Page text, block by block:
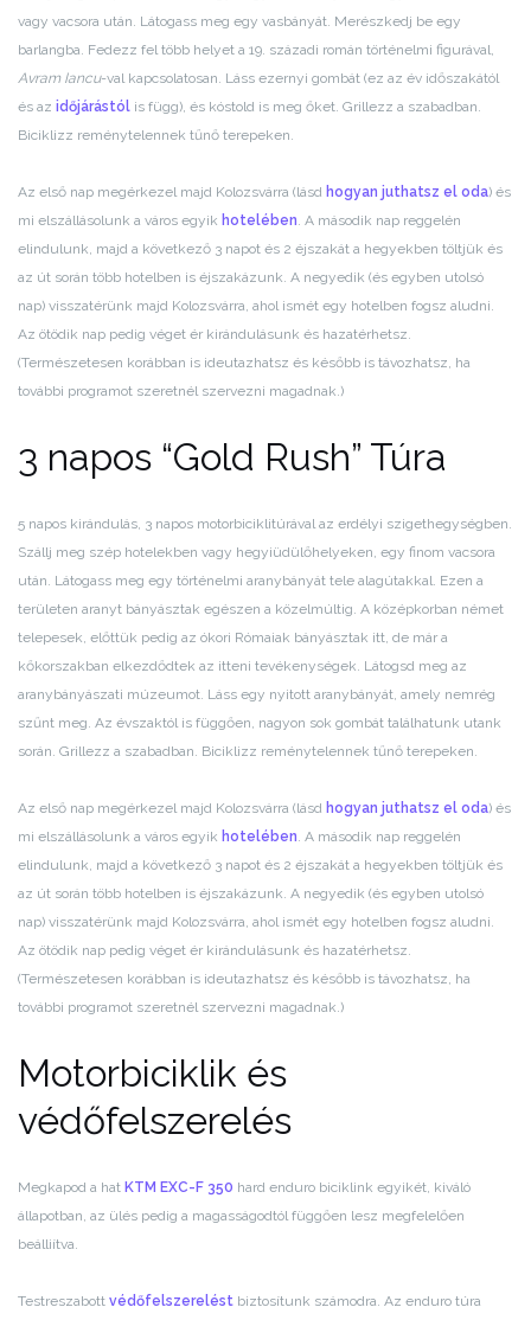
vagy vacsora után. Látogass meg egy vasbányát. Merészkedj be egy
barlangba. Fedezz fel több helyet a 19. századi román történelmi figurával,
Avram Iancu-val kapcsolatosan. Láss ezernyi gombát (ez az év időszakától
és az időjárástól is függ), és kóstold is meg őket. Grillezz a szabadban.
Biciklizz reménytelennek tűnő terepeken.
Az első nap megérkezel majd Kolozsvárra (lásd hogyan juthatsz el oda) és
mi elszállásolunk a város egyik hotelében. A második nap reggelén
elindulunk, majd a következő 3 napot és 2 éjszakát a hegyekben töltjük és
az út során több hotelben is éjszakázunk. A negyedik (és egyben utolsó
nap) visszatérünk majd Kolozsvárra, ahol ismét egy hotelben fogsz aludni.
Az ötödik nap pedig véget ér kirándulásunk és hazatérhetsz.
(Természetesen korábban is ideutazhatsz és később is távozhatsz, ha
további programot szeretnél szervezni magadnak.)
3 napos “Gold Rush” Túra
5 napos kirándulás, 3 napos motorbiciklitúrával az erdélyi szigethegységben.
Szállj meg szép hotelekben vagy hegyiüdülőhelyeken, egy finom vacsora
után. Látogass meg egy történelmi aranybányát tele alagútakkal. Ezen a
területen aranyt bányásztak egészen a közelmúltig. A középkorban német
telepesek, előttük pedig az ókori Rómaiak bányásztak itt, de már a
kőkorszakban elkezdődtek az itteni tevékenységek. Látogsd meg az
aranybányászati múzeumot. Láss egy nyitott aranybányát, amely nemrég
szűnt meg. Az évszaktól is függően, nagyon sok gombát találhatunk utank
során. Grillezz a szabadban. Biciklizz reménytelennek tűnő terepeken.
Az első nap megérkezel majd Kolozsvárra (lásd hogyan juthatsz el oda) és
mi elszállásolunk a város egyik hotelében. A második nap reggelén
elindulunk, majd a következő 3 napot és 2 éjszakát a hegyekben töltjük és
az út során több hotelben is éjszakázunk. A negyedik (és egyben utolsó
nap) visszatérünk majd Kolozsvárra, ahol ismét egy hotelben fogsz aludni.
Az ötödik nap pedig véget ér kirándulásunk és hazatérhetsz.
(Természetesen korábban is ideutazhatsz és később is távozhatsz, ha
további programot szeretnél szervezni magadnak.)
Motorbiciklik és
védőfelszerelés
Megkapod a hat KTM EXC-F 350 hard enduro biciklink egyikét, kiváló
állapotban, az ülés pedig a magasságodtól függően lesz megfelelően
beálliítva.
Testreszabott védőfelszerelést biztosítunk számodra. Az enduro túra